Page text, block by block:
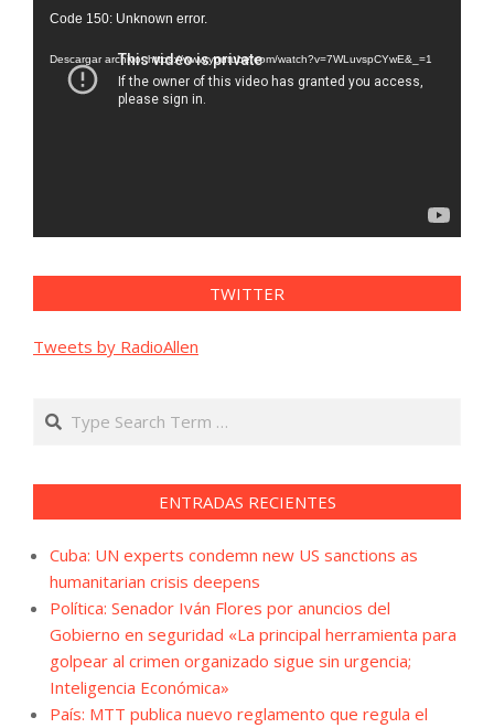
Reproductor
vídeo
Code 150: Unknown error.
Descargar archivo: https://www.youtube.com/watch?v=7WLuvspCYwE&_=1
TWITTER
Tweets by RadioAllen
Search
ENTRADAS RECIENTES
Cuba: UN experts condemn new US sanctions as
humanitarian crisis deepens
Política: Senador Iván Flores por anuncios del
Gobierno en seguridad «La principal herramienta para
golpear al crimen organizado sigue sin urgencia;
Inteligencia Económica»
País: MTT publica nuevo reglamento que regula el